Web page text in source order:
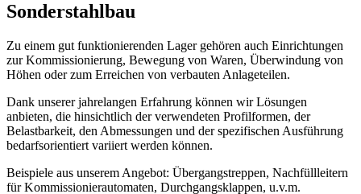
Sonderstahlbau
Zu einem gut funktionierenden Lager gehören auch Einrichtungen
zur Kommissionierung, Bewegung von Waren, Überwindung von
Höhen oder zum Erreichen von verbauten Anlageteilen.
Dank unserer jahrelangen Erfahrung können wir Lösungen
anbieten, die hinsichtlich der verwendeten Profilformen, der
Belastbarkeit, den Abmessungen und der spezifischen Ausführung
bedarfsorientiert variiert werden können.
Beispiele aus unserem Angebot: Übergangstreppen, Nachfüllleitern
für Kommissionierautomaten, Durchgangsklappen, u.v.m.